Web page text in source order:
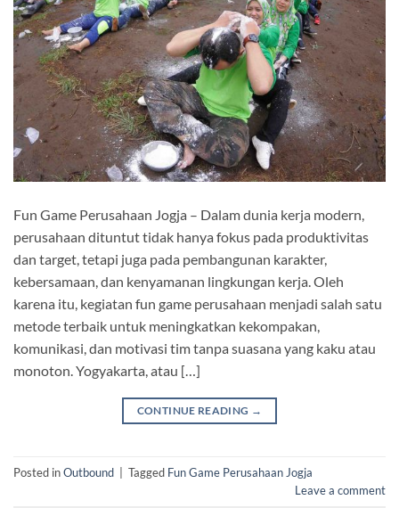
Fun Game Perusahaan Jogja – Dalam dunia kerja modern,
perusahaan dituntut tidak hanya fokus pada produktivitas
dan target, tetapi juga pada pembangunan karakter,
kebersamaan, dan kenyamanan lingkungan kerja. Oleh
karena itu, kegiatan fun game perusahaan menjadi salah satu
metode terbaik untuk meningkatkan kekompakan,
komunikasi, dan motivasi tim tanpa suasana yang kaku atau
monoton. Yogyakarta, atau […]
CONTINUE READING →
Posted inOutbound Tagged Fun Game Perusahaan Jogja
Leave a comment